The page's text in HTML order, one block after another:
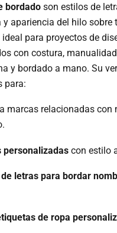
bordado son estilos de
apariencia del hilo sobre
para proyectos de
con costura,
y bordado a mano. Su
para:
marcas relacionadas con
personalizadas con estilo
letras para bordar
de ropa